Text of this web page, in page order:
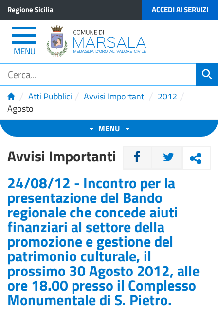
Regione Sicilia ACCEDI AI SERVIZI
MENU
Atti Pubblici Avvisi Importanti 2012
Agosto
MENU
CONDIVIDI
Avvisi Importanti
24/08/12 - Incontro per la
presentazione del Bando
regionale che concede aiuti
finanziari al settore della
promozione e gestione del
patrimonio culturale, il
prossimo 30 Agosto 2012, alle
ore 18.00 presso il Complesso
Monumentale di S. Pietro.